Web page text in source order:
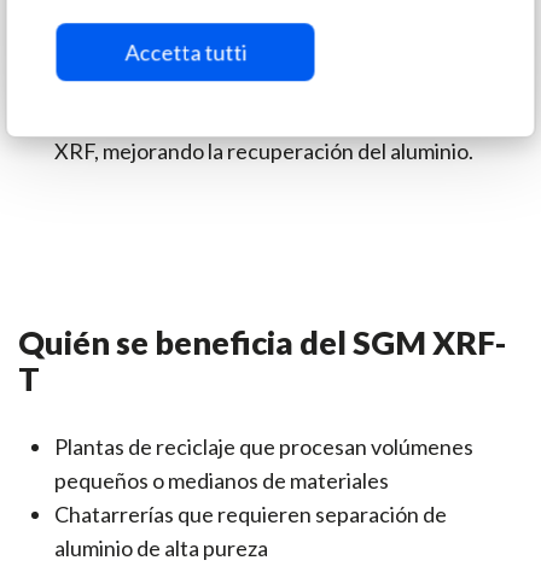
Accetta tutti
cubiertos de polvo.
Separación más eficiente de metales ligeros: la
XRF, mejorando la recuperación del aluminio.
Quién se beneficia del SGM XRF-
T
Plantas de reciclaje que procesan volúmenes
pequeños o medianos de materiales
Chatarrerías que requieren separación de
aluminio de alta pureza